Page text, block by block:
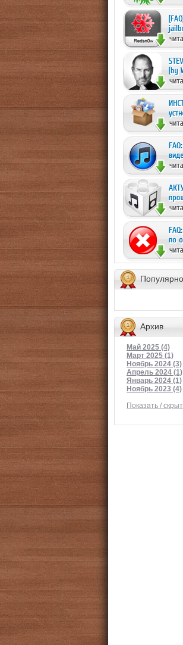
Архив
Май 2025 (4)
Март 2025 (1)
Ноябрь 2024 (3)
Апрель 2024 (1)
Январь 2024 (1)
Ноябрь 2023 (4)
Показать /